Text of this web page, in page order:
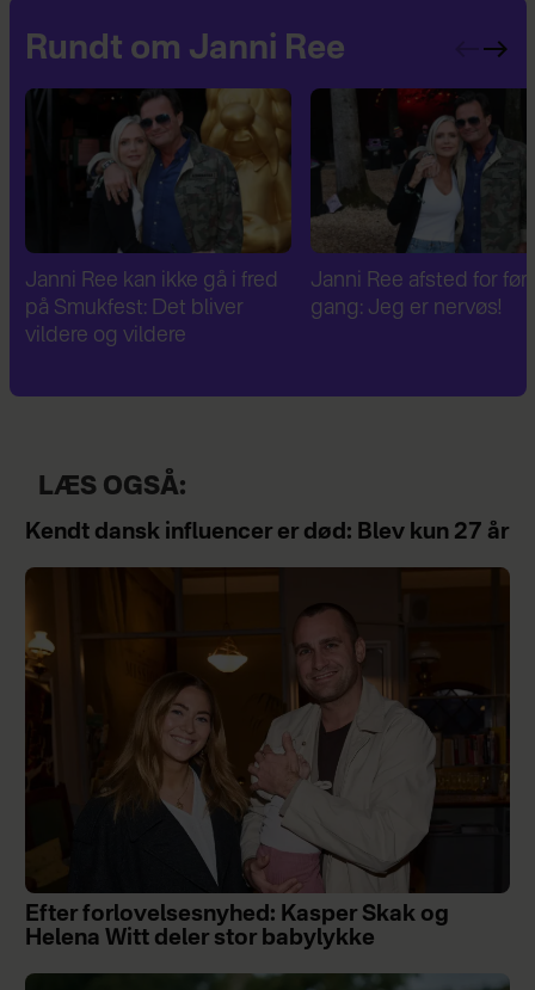
Rundt om Janni Ree
Janni Ree afsted for første
gang: Jeg er nervøs!
Janni Ree er fascineret
verdenskrig: Har
LÆS OGSÅ:
Kendt dansk influencer er død: Blev kun 27 år
Efter forlovelsesnyhed: Kasper Skak og
Helena Witt deler stor babylykke